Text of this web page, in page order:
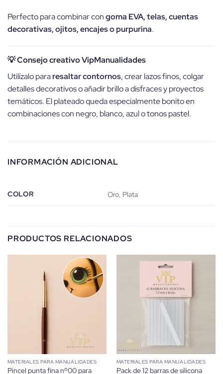
Perfecto para combinar congoma EVA, telas, cuentas
decorativas, ojitos, encajes o purpurina.
💡 Consejo creativo VipManualidades
Utilízalo pararesaltar contornos, crear lazos finos, colgar
detalles decorativos o añadir brillo a disfraces y proyectos
temáticos. El plateado queda especialmente bonito en
combinaciones con negro, blanco, azul o tonos pastel.
INFORMACIÓN ADICIONAL
COLOR Oro, Plata
PRODUCTOS RELACIONADOS
MATERIALES PARA MANUALIDADES
Pincel punta fina nº00 para
MATERIALES PARA MANUALIDADES
Pack de 12 barras de silicona